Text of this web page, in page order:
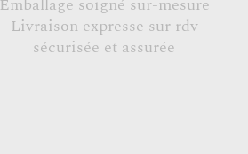
Emballage soigné sur-mesure
Livraison expresse sur rdv
sécurisée et assurée